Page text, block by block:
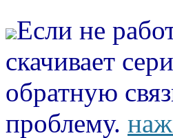
Если не
скачивает
обратную
проблему.